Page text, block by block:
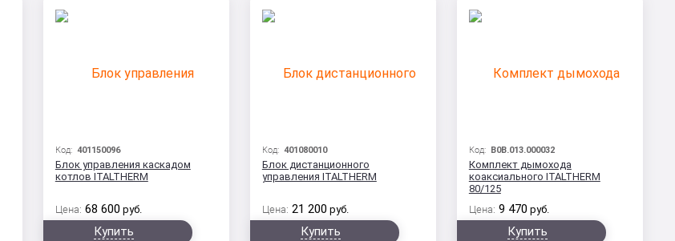
Код: 401150096
Блок управления каскадом
котлов ITALTHERM
Цена: 68 600 руб.
Купить
Код: 401080010
Блок дистанционного
управления ITALTHERM
Цена: 21 200 руб.
Купить
Код: B0B.013.000032
Комплект дымохода
коаксиального ITALTHERM
80/125
Цена: 9 470 руб.
Купить